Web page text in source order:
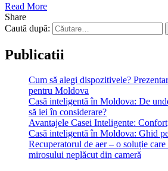
Read More
Share
Caută după:
Publicatii
Cum să alegi dispozitivele?
pentru Moldova
Casă inteligentă în Moldova: De
să iei în considerare?
Avantajele Casei Inteligente:
Casă inteligentă în Moldova: Ghid
Recuperatorul de aer – o soluție
mirosului neplăcut din cameră